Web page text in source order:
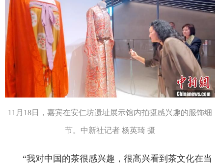
11月18日，嘉宾在安仁坊遗址展示馆内拍摄感兴趣的服饰细
节。中新社记者 杨英琦 摄
“我对中国的茶很感兴趣，很高兴看到茶文化在当